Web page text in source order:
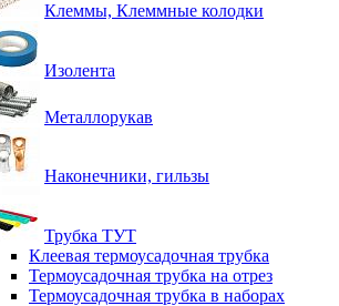
Клеммы, Клеммные колодки
Изолента
Металлорукав
Наконечники, гильзы
Трубка ТУТ
Клеевая термоусадочная трубка
Термоусадочная трубка на отрез
Термоусадочная трубка в наборах